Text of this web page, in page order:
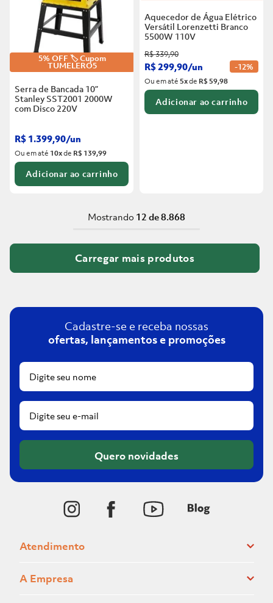
5% OFF 🏷️ Cupom
TUMELERO5
Serra de Bancada 10”
Stanley SST2001 2000W
com Disco 220V
R$ 1.399,90/un
Ou em até 10xde R$ 139,99
Adicionar ao carrinho
Aquecedor de Água Elétrico
Versátil Lorenzetti Branco
5500W 110V
R$339,90
R$299,90/un -12%
Ou em até5xde R$ 59,98
Adicionar ao carrinho
Mostrando 12 de 8.868
Cadastre-se e receba nossas
ofertas, lançamentos e promoções
Quero novidades
Atendimento
A Empresa